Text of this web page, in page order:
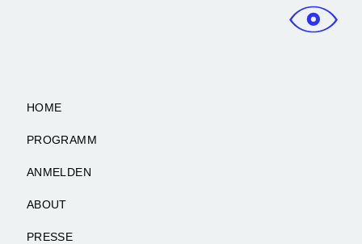
HOME
PROGRAMM
ANMELDEN
ABOUT
PRESSE